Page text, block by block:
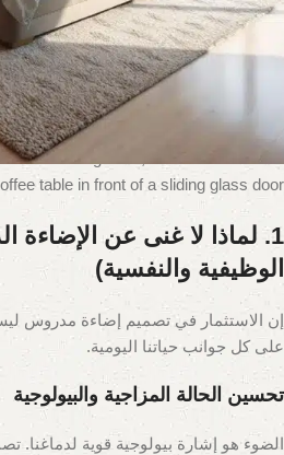
هنا، سنأخذك في رحلة موسّعة وشاملة،
الإضاءة، بل لتتقن فن توظيفها بإبداع
والتقنيات التي تقدمها حلول الإضاءة
في تحويل أي مكان إلى تحفة فنية مضيئة.
1. لماذا لا غنى عن الإضاءة
الوظيفية والنفسية)
إن الاستثمار في تصميم إضاءة مدروس
على كل جوانب حياتنا اليومية.
تحسين الحالة المزاجية والبيولوجية
الضوء هو إشارة بيولوجية قوية لدماغنا.